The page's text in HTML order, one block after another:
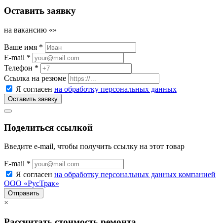
Оставить заявку
на вакансию «»
Ваше имя *
E-mail *
Телефон *
Ссылка на резюме
Я согласен на обработку персональных данных
Поделиться ссылкой
Введите e-mail, чтобы получить ссылку на этот товар
E-mail *
Я согласен на обработку персональных данных компанией
ООО «РусТрак»
×